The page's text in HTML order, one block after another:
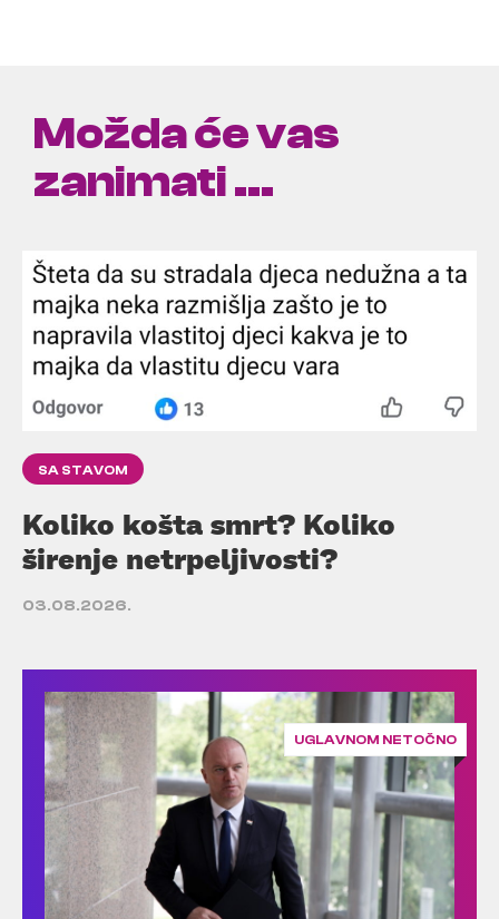
Možda će vas
zanimati ...
SA STAVOM
Koliko košta smrt? Koliko
širenje netrpeljivosti?
03.08.2026.
UGLAVNOM NETOČNO